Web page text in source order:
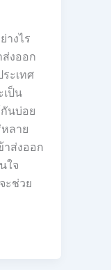
างไร
งออก
ะเทศ
เป็น
นบ่อย
ลาย
าส่งออก
ใจ
ะช่วย